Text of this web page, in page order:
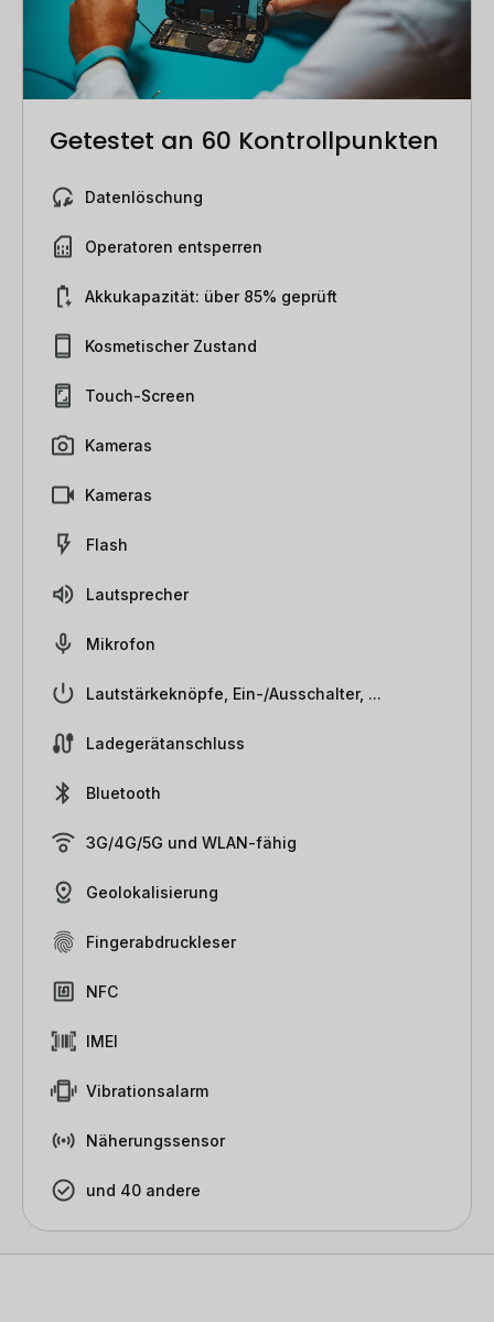
Getestet an 60 Kontrollpunkten
Datenlöschung
Operatoren entsperren
Akkukapazität: über 85% geprüft
Kosmetischer Zustand
Touch-Screen
Kameras
Kameras
Flash
Lautsprecher
Mikrofon
Lautstärkeknöpfe, Ein-/Ausschalter, ...
Ladegerätanschluss
Bluetooth
3G/4G/5G und WLAN-fähig
Geolokalisierung
Fingerabdruckleser
NFC
IMEI
Vibrationsalarm
Näherungssensor
und 40 andere